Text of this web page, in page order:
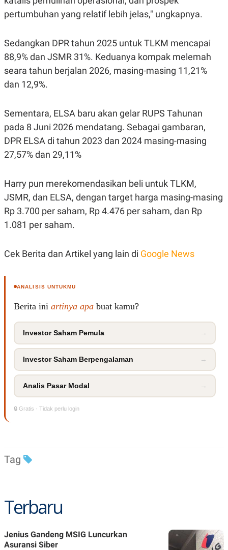
pertumbuhan yang relatif lebih jelas," ungkapnya.
Sedangkan DPR tahun 2025 untuk TLKM mencapai
88,9% dan JSMR 31%. Keduanya kompak melemah
seara tahun berjalan 2026, masing-masing 11,21%
dan 12,9%.
Sementara, ELSA baru akan gelar RUPS Tahunan
pada 8 Juni 2026 mendatang. Sebagai gambaran,
DPR ELSA di tahun 2023 dan 2024 masing-masing
27,57% dan 29,11%
Harry pun merekomendasikan beli untuk TLKM,
JSMR, dan ELSA, dengan target harga masing-masing
Rp 3.700 per saham, Rp 4.476 per saham, dan Rp
1.081 per saham.
Cek Berita dan Artikel yang lain di Google News
ANALISIS UNTUKMU
Berita ini artinya apa buat kamu?
Investor Saham Pemula →
Investor Saham Berpengalaman →
Analis Pasar Modal →
🔒 Gratis · Tidak perlu login
Tag
Terbaru
Jenius Gandeng MSIG Luncurkan
Asuransi Siber